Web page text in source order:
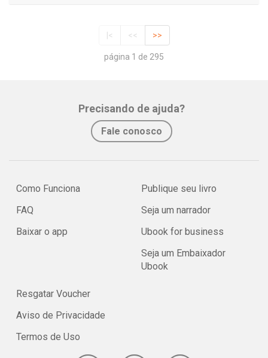
|< << >>
página 1 de 295
Precisando de ajuda?
Fale conosco
Como Funciona
FAQ
Baixar o app
Publique seu livro
Seja um narrador
Ubook for business
Seja um Embaixador
Ubook
Resgatar Voucher
Aviso de Privacidade
Termos de Uso